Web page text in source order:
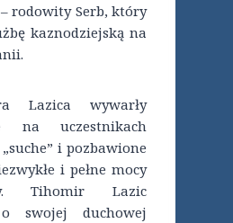
rodowity Serb, który
kaznodziejską na
Lazica wywarły
na uczestnikach
i pozbawione
i pełne mocy
Tihomir Lazic
swojej duchowej